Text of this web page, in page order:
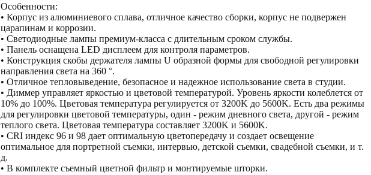
Особенности:
• Корпус из алюминиевого сплава, отличное качество сборки, корпус не подвержен
царапинам и коррозии.
• Светодиодные лампы премиум-класса с длительным сроком службы.
• Панель оснащена LED дисплеем для контроля параметров.
• Конструкция скобы держателя лампы U образной формы для свободной регулировки
направления света на 360 °.
• Отличное тепловыведение, безопасное и надежное использование света в студии.
• Диммер управляет яркостью и цветовой температурой. Уровень яркости колеблется от
10% до 100%. Цветовая температура регулируется от 3200K до 5600K. Есть два режимы
для регулировки цветовой температуры, один - режим дневного света, другой - режим
теплого света. Цветовая температура составляет 3200K и 5600K.
• CRI индекс 96 и 98 дает оптимальную цветопередачу и создает освещение
оптимальное для портретной съемки, интервью, детской съемки, свадебной съемки, и т.
д.
• В комплекте съемный цветной фильтр и монтируемые шторки.